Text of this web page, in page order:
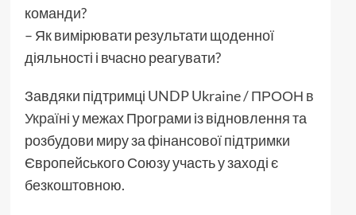
команди?
– Як вимірювати результати щоденної
діяльності і вчасно реагувати?
Завдяки підтримці UNDP Ukraine / ПРООН в
Україніу межах Програми із відновлення та
розбудови миру за фінансової підтримки
Європейського Союзу участь у заході є
безкоштовною.